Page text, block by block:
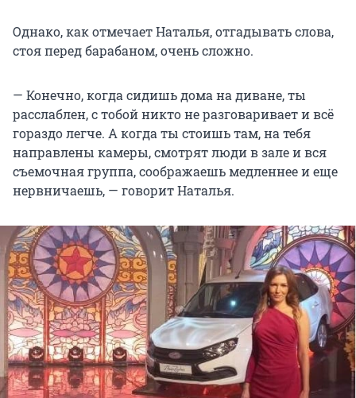
Однако, как отмечает Наталья, отгадывать слова,
стоя перед барабаном, очень сложно.
— Конечно, когда сидишь дома на диване, ты
расслаблен, с тобой никто не разговаривает и всё
гораздо легче. А когда ты стоишь там, на тебя
направлены камеры, смотрят люди в зале и вся
съемочная группа, соображаешь медленнее и еще
нервничаешь, — говорит Наталья.